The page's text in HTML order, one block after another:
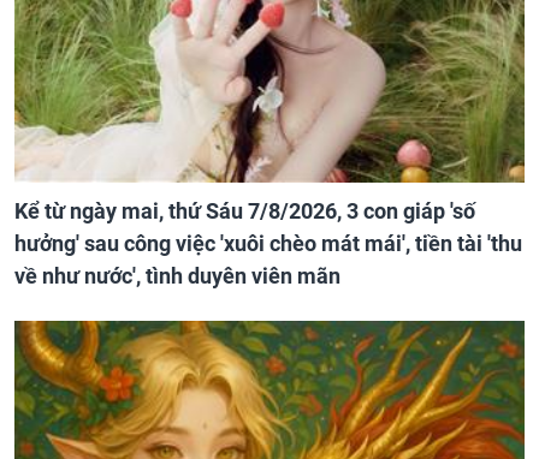
Kể từ ngày mai, thứ Sáu 7/8/2026, 3 con giáp 'số
hưởng' sau công việc 'xuôi chèo mát mái', tiền tài 'thu
về như nước', tình duyên viên mãn